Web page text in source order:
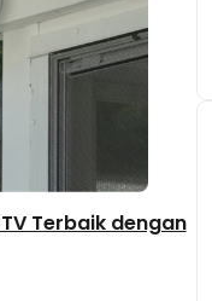
Terbaik dengan